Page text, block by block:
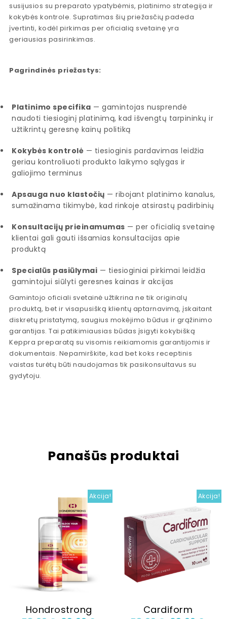
susijusios su preparato ypatybėmis, platinimo strategija ir
kokybės kontrole. Supratimas šių priežasčių padeda
įvertinti, kodėl pirkimas per oficialią svetainę yra
geriausias pasirinkimas.
Pagrindinės priežastys:
Platinimo specifika — gamintojas nusprendė
naudoti tiesioginį platinimą, kad išvengtų tarpininkų ir
užtikrintų geresnę kainų politiką
Kokybės kontrolė — tiesioginis pardavimas leidžia
geriau kontroliuoti produkto laikymo sąlygas ir
galiojimo terminus
Apsauga nuo klastočių — ribojant platinimo kanalus,
sumažinama tikimybė, kad rinkoje atsirastų padirbinių
Konsultacijų prieinamumas — per oficialią svetainę
klientai gali gauti išsamias konsultacijas apie
produktą
Specialūs pasiūlymai — tiesioginiai pirkimai leidžia
gamintojui siūlyti geresnes kainas ir akcijas
Gamintojo oficiali svetainė užtikrina ne tik originalų
produktą, bet ir visapusišką klientų aptarnavimą, įskaitant
diskretų pristatymą, saugius mokėjimo būdus ir grąžinimo
garantijas. Tai patikimiausias būdas įsigyti kokybišką
Keppra preparatą su visomis reikiamomis garantijomis ir
dokumentais. Nepamirškite, kad bet koks receptinis
vaistas turėtų būti naudojamas tik pasikonsultavus su
gydytoju.
Panašūs produktai
Akcija!
Hondrostrong
Akcija!
Cardiform